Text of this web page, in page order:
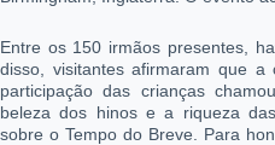
Entre os 150 irmãos presentes,
disso, visitantes afirmaram que
participação das crianças
beleza dos hinos e a riqueza
sobre o Tempo do Breve. Para